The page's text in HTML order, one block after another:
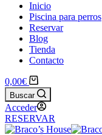
Inicio
Piscina para perros
Reservar
Blog
Tienda
Contacto
0,00€
Buscar
Acceder
RESERVAR